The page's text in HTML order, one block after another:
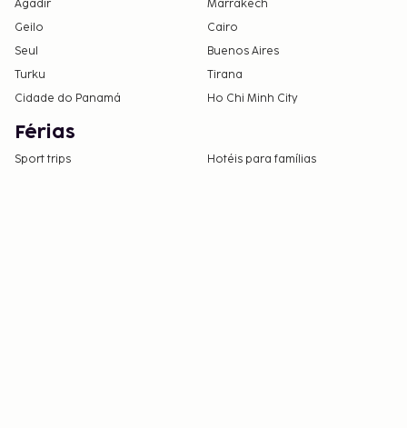
Agadir
Marrakech
Geilo
Cairo
Seul
Buenos Aires
Turku
Tirana
Cidade do Panamá
Ho Chi Minh City
Férias
Sport trips Hotéis para famílias